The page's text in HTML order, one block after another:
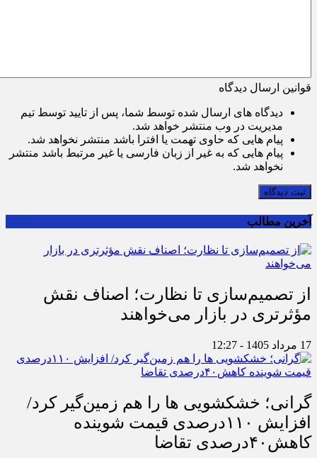
قوانین ارسال دیدگاه
دیدگاه های ارسال شده توسط شما، پس از تایید توسط تیم
مدیریت در وب منتشر خواهد شد.
پیام هایی که حاوی تهمت یا افترا باشد منتشر نخواهد شد.
پیام هایی که به غیر از زبان فارسی یا غیر مرتبط باشد منتشر
نخواهد شد.
ثبت دیدگاه
آخرین مطالب
از تصمیم‌سازی تا نظارت؛ اصناف نقش
مؤثرتری در بازار می‌خواهند
17 مرداد 1405 - 12:27
گرانی؛ خشکشویی‌ ها را هم زمین‌گیر کرد/
افزایش ۱۱۰درصدی قیمت شوینده
کاهش۴۰درصدی تقاضا